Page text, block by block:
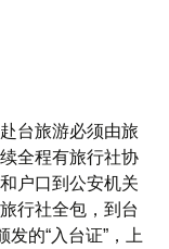
台旅游必须由旅
全程有旅行社协
户口到公安机关
行社全包，到台
发的“入台证”，上